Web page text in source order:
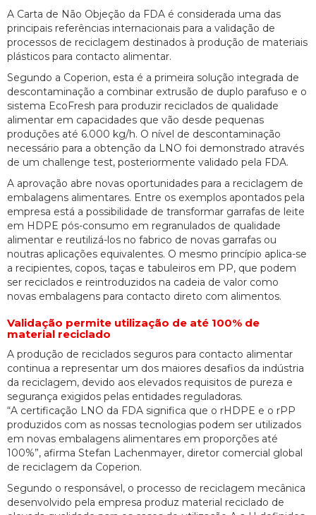
A Carta de Não Objeção da FDA é considerada uma das
principais referências internacionais para a validação de
processos de reciclagem destinados à produção de materiais
plásticos para contacto alimentar.
Segundo a Coperion, esta é a primeira solução integrada de
descontaminação a combinar extrusão de duplo parafuso e o
sistema EcoFresh para produzir reciclados de qualidade
alimentar em capacidades que vão desde pequenas
produções até 6.000 kg/h. O nível de descontaminação
necessário para a obtenção da LNO foi demonstrado através
de um challenge test, posteriormente validado pela FDA.
A aprovação abre novas oportunidades para a reciclagem de
embalagens alimentares. Entre os exemplos apontados pela
empresa está a possibilidade de transformar garrafas de leite
em HDPE pós-consumo em regranulados de qualidade
alimentar e reutilizá-los no fabrico de novas garrafas ou
noutras aplicações equivalentes. O mesmo princípio aplica-se
a recipientes, copos, taças e tabuleiros em PP, que podem
ser reciclados e reintroduzidos na cadeia de valor como
novas embalagens para contacto direto com alimentos.
Validação permite utilização de até 100% de
material reciclado
A produção de reciclados seguros para contacto alimentar
continua a representar um dos maiores desafios da indústria
da reciclagem, devido aos elevados requisitos de pureza e
segurança exigidos pelas entidades reguladoras.
“A certificação LNO da FDA significa que o rHDPE e o rPP
produzidos com as nossas tecnologias podem ser utilizados
em novas embalagens alimentares em proporções até
100%”, afirma Stefan Lachenmayer, diretor comercial global
de reciclagem da Coperion.
Segundo o responsável, o processo de reciclagem mecânica
desenvolvido pela empresa produz material reciclado de